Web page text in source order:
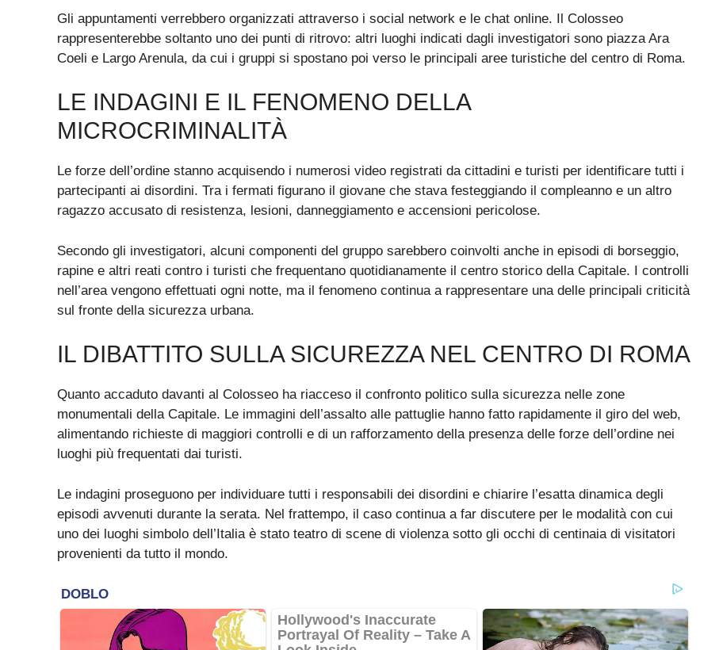
Gli appuntamenti verrebbero organizzati attraverso i social network e le chat online. Il Colosseo
rappresenterebbe soltanto uno dei punti di ritrovo: altri luoghi indicati dagli investigatori sono piazza Ara
Coeli e Largo Arenula, da cui i gruppi si spostano poi verso le principali aree turistiche del centro di Roma.
LE INDAGINI E IL FENOMENO DELLA
MICROCRIMINALITÀ
Le forze dell’ordine stanno acquisendo i numerosi video registrati da cittadini e turisti per identificare tutti i
partecipanti ai disordini. Tra i fermati figurano il giovane che stava festeggiando il compleanno e un altro
ragazzo accusato di resistenza, lesioni, danneggiamento e accensioni pericolose.
Secondo gli investigatori, alcuni componenti del gruppo sarebbero coinvolti anche in episodi di borseggio,
rapine e altri reati contro i turisti che frequentano quotidianamente il centro storico della Capitale. I controlli
nell’area vengono effettuati ogni notte, ma il fenomeno continua a rappresentare una delle principali criticità
sul fronte della sicurezza urbana.
IL DIBATTITO SULLA SICUREZZA NEL CENTRO DI ROMA
Quanto accaduto davanti al Colosseo ha riacceso il confronto politico sulla sicurezza nelle zone
monumentali della Capitale. Le immagini dell’assalto alle pattuglie hanno fatto rapidamente il giro del web,
alimentando richieste di maggiori controlli e di un rafforzamento della presenza delle forze dell’ordine nei
luoghi più frequentati dai turisti.
Le indagini proseguono per individuare tutti i responsabili dei disordini e chiarire l’esatta dinamica degli
episodi avvenuti durante la serata. Nel frattempo, il caso continua a far discutere per le modalità con cui
uno dei luoghi simbolo dell’Italia è stato teatro di scene di violenza sotto gli occhi di centinaia di visitatori
provenienti da tutto il mondo.